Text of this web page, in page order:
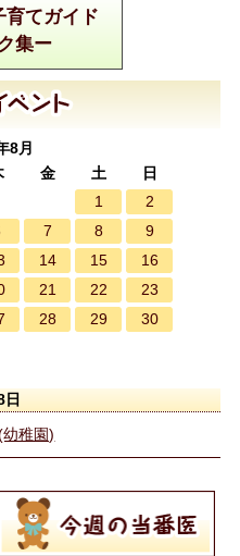
育てガイド
集ー
8月
金 土
日
1
2
7 8
9
14 15
16
21 22
23
28 29
30
日
幼稚園)